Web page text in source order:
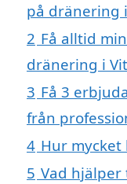
på dränering
2 Få alltid
dränering i
3 Få 3
från
4 Hur
5 Vad